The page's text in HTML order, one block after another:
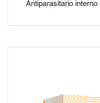
Antiparasitario